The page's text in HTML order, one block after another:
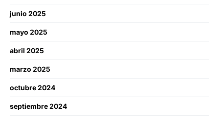
junio 2025
mayo 2025
abril 2025
marzo 2025
octubre 2024
septiembre 2024